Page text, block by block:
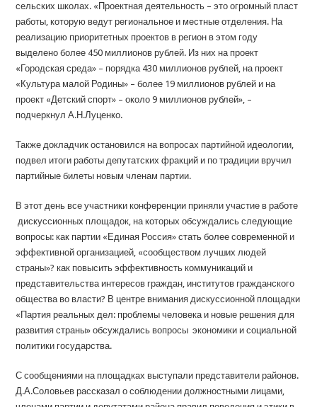
сельских школах. «Проектная деятельность – это огромный пласт
работы, которую ведут региональное и местные отделения. На
реализацию приоритетных проектов в регион в этом году
выделено более 450 миллионов рублей. Из них на проект
«Городская среда» – порядка 430 миллионов рублей, на проект
«Культура малой Родины» – более 19 миллионов рублей и на
проект «Детский спорт» – около 9 миллионов рублей», –
подчеркнул А.Н.Луценко.
Также докладчик остановился на вопросах партийной идеологии,
подвел итоги работы депутатских фракций и по традиции вручил
партийные билеты новым членам партии.
В этот день все участники конференции приняли участие в работе
дискуссионных площадок, на которых обсуждались следующие
вопросы: как партии «Единая Россия» стать более современной и
эффективной организацией, «сообществом лучших людей
страны»? как повысить эффективность коммуникаций и
представительства интересов граждан, институтов гражданского
общества во власти? В центре внимания дискуссионной площадки
«Партия реальных дел: проблемы человека и новые решения для
развития страны» обсуждались вопросы экономики и социальной
политики государства.
С сообщениями на площадках выступали представители районов.
Д.А.Соловьев рассказал о соблюдении должностными лицами,